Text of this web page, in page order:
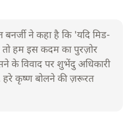
ने कहा है कि 'यदि मिड-
तो हम इस कदम का पुरज़ोर
के विवाद पर शुभेंदु अधिकारी
हरे कृष्ण बोलने की ज़रूरत